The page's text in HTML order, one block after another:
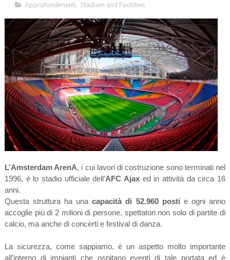
Approfondimenti, Stadium and Facilities
L’Amsterdam ArenA, i cui lavori di costruzione sono terminati nel
1996, è lo stadio ufficiale dell’AFC Ajax ed in attività da circa 16
anni.
Questa struttura ha unacapacità di 52.960 posti e ogni anno
accoglie più di 2 milioni di persone, spettatori non solo di partite di
calcio, ma anche di concerti e festival di danza.
La sicurezza, come sappiamo, è un aspetto molto importante
all’interno di impianti che ospitano eventi di tale portata ed è